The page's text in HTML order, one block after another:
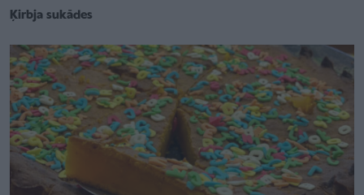
Ķirbja sukādes